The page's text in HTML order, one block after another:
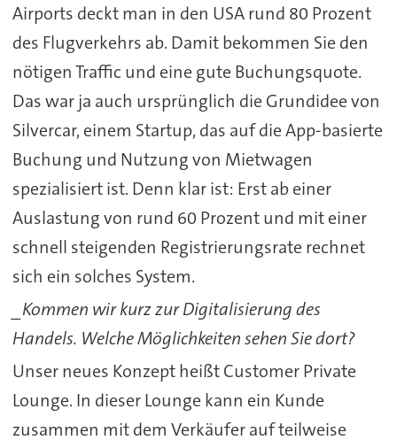
Airports deckt man in den USA rund 80 Prozent
des Flugverkehrs ab. Damit bekommen Sie den
nötigen Traffic und eine gute Buchungsquote.
Das war ja auch ursprünglich die Grundidee von
Silvercar, einem Startup, das auf die App-basierte
Buchung und Nutzung von Mietwagen
spezialisiert ist. Denn klar ist: Erst ab einer
Auslastung von rund 60 Prozent und mit einer
schnell steigenden Registrierungsrate rechnet
sich ein solches System.
_Kommen wir kurz zur Digitalisierung des
Handels. Welche Möglichkeiten sehen Sie dort?
Unser neues Konzept heißt Customer Private
Lounge. In dieser Lounge kann ein Kunde
zusammen mit dem Verkäufer auf teilweise